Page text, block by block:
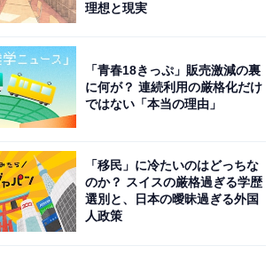
理想と現実
「青春18きっぷ」販売激減の裏
に何が？ 連続利用の厳格化だけ
ではない「本当の理由」
「移民」に冷たいのはどっちな
のか？ スイスの厳格過ぎる学歴
選別と、日本の曖昧過ぎる外国
人政策